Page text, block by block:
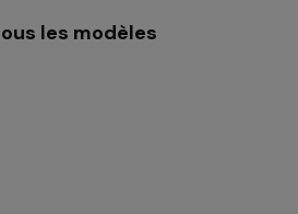
les modèles